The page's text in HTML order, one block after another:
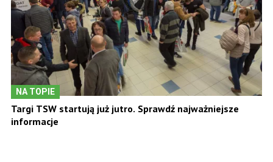
NA TOPIE
Targi TSW startują już jutro. Sprawdź najważniejsze
informacje